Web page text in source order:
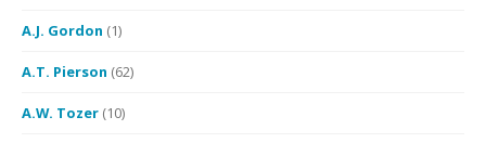
A.J. Gordon (1)
A.T. Pierson (62)
A.W. Tozer (10)